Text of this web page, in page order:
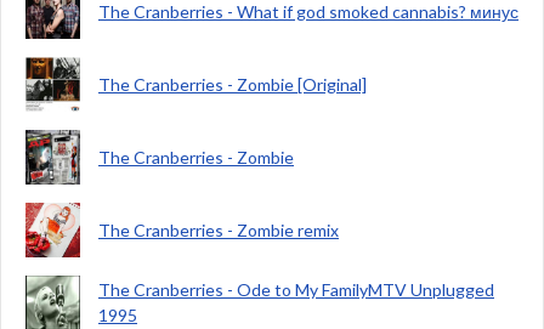
The Cranberries - What if god smoked cannabis? минус
The Cranberries - Zombie [Original]
The Cranberries - Zombie
The Cranberries - Zombie remix
The Cranberries - Ode to My FamilyMTV Unplugged
1995